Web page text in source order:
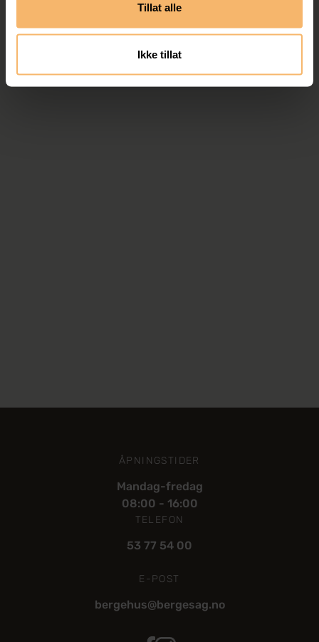
Tillat alle
Ikke tillat
ÅPNINGSTIDER
Mandag-fredag
08:00 - 16:00
TELEFON
53 77 54 00
E-POST
bergehus@bergesag.no